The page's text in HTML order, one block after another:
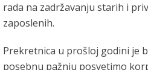
rada na zadržavanju starih i
zaposlenih.
Prekretnica u prošloj godini je
posebnu pažnju posvetimo